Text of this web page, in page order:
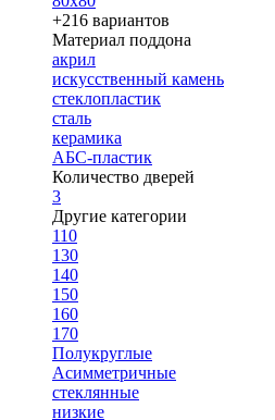
+216 вариантов
Материал поддона
акрил
искусственный камень
стеклопластик
сталь
керамика
АБС-пластик
Количество дверей
3
Другие категории
110
130
140
150
160
170
Полукруглые
Асимметричные
стеклянные
низкие